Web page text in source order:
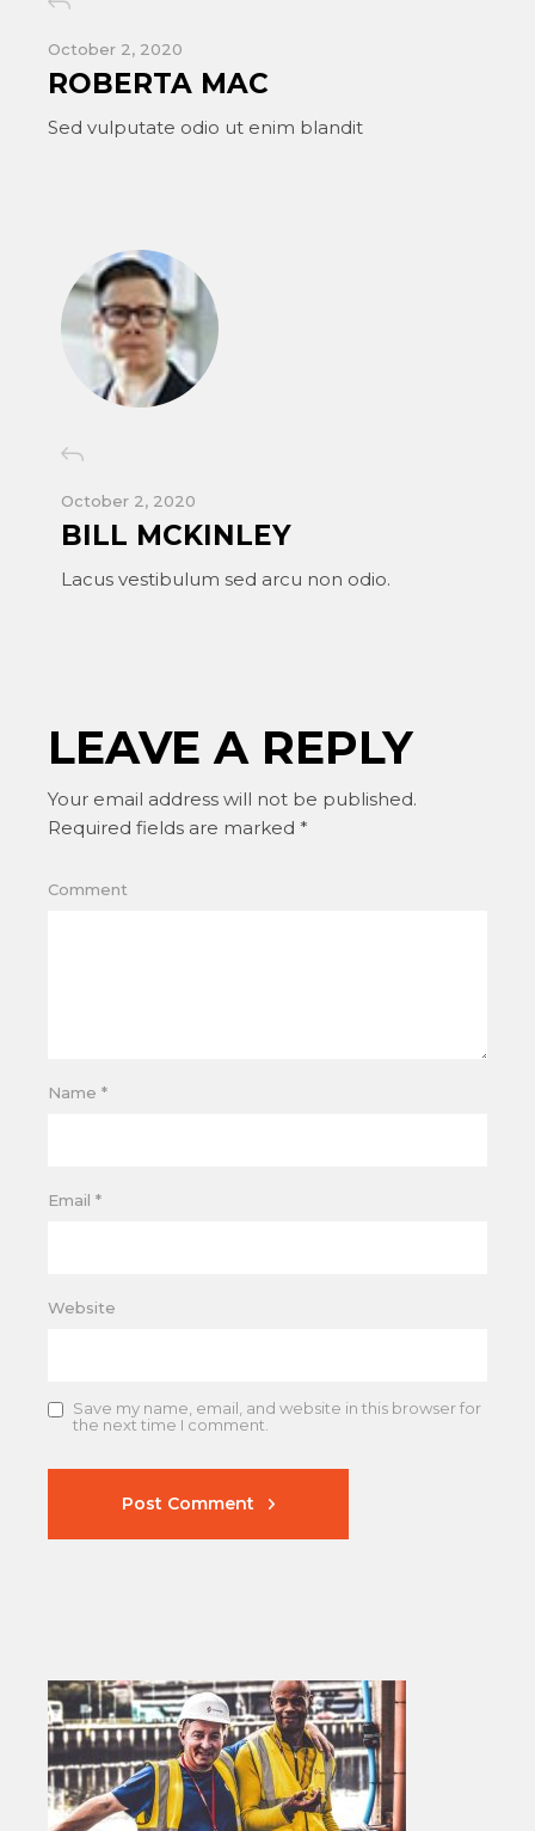
October 2, 2020
ROBERTA MAC
Sed vulputate odio ut enim blandit
October 2, 2020
BILL MCKINLEY
Lacus vestibulum sed arcu non odio.
LEAVE A REPLY
Your email address will not be published.
Required fields are marked *
Comment
Name*
Email*
Website
Save my name, email, and website in this browser for
the next time I comment.
Post Comment